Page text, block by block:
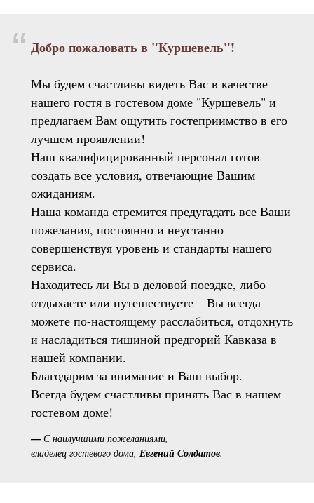
“ Добро пожаловать в "Куршевель"!
Мы будем счастливы видеть Вас в качестве
нашего гостя в гостевом доме "Куршевель" и
предлагаем Вам ощутить гостеприимство в его
лучшем проявлении!
Наш квалифицированный персонал готов
создать все условия, отвечающие Вашим
ожиданиям.
Наша команда стремится предугадать все Ваши
пожелания, постоянно и неустанно
совершенствуя уровень и стандарты нашего
сервиса.
Находитесь ли Вы в деловой поездке, либо
отдыхаете или путешествуете – Вы всегда
можете по-настоящему расслабиться, отдохнуть
и насладиться тишиной предгорий Кавказа в
нашей компании.
Благодарим за внимание и Ваш выбор.
Всегда будем счастливы принять Вас в нашем
гостевом доме!
— С наилучшими пожеланиями,
владелец гостевого дома, Евгений Солдатов.